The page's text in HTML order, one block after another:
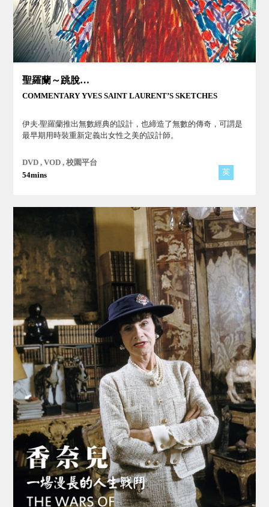
聖羅蘭～跳脫傳統的時尚傳奇
COMMENTARY YVES SAINT LAURENT’S SKETCHES
伊夫‧聖羅蘭推出無數經典的設計，也締造了無數的傳奇，可謂是
最早期用時裝重新定義出女性之美的設計師。
DVD , VOD , 校園平台
54mins
英